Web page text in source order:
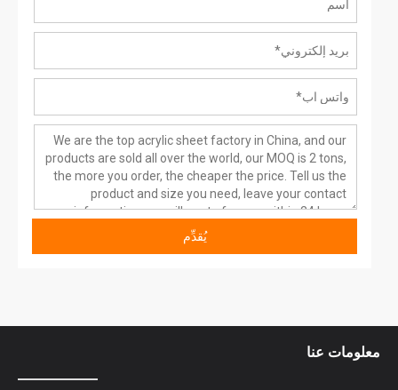
يُقدِّم
معلومات عنا